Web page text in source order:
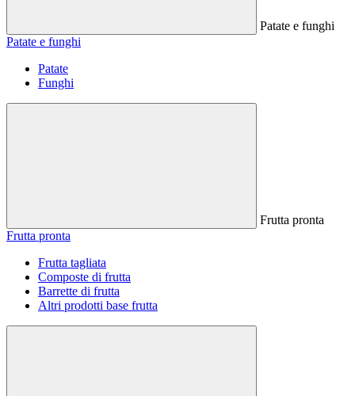
Patate e funghi
Patate e funghi
Patate
Funghi
Frutta pronta
Frutta pronta
Frutta tagliata
Composte di frutta
Barrette di frutta
Altri prodotti base frutta